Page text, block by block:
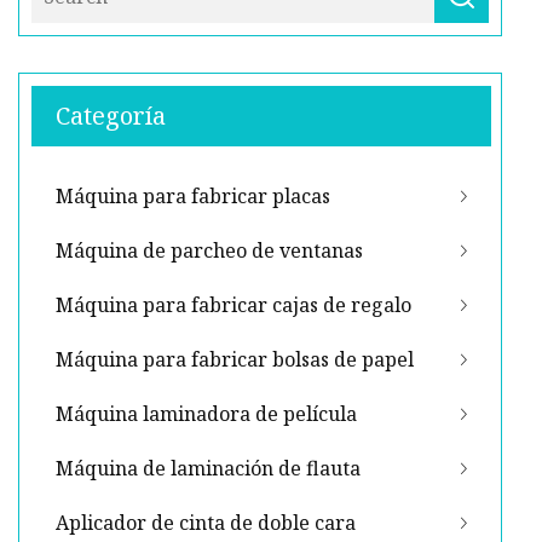
Categoría
Máquina para fabricar placas
Máquina de parcheo de ventanas
Máquina para fabricar cajas de regalo
Máquina para fabricar bolsas de papel
Máquina laminadora de película
Máquina de laminación de flauta
Aplicador de cinta de doble cara